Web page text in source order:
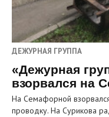
ДЕЖУРНАЯ ГРУППА
«Дежурная
взорвался на
На Семафорной
проводку. На Сурикова